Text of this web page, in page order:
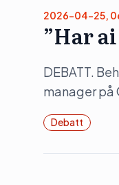
2026-04-25,
”Har
DEBATT.
manager på
Debatt